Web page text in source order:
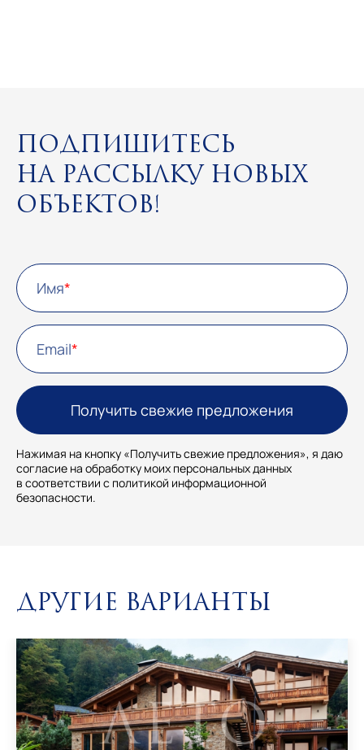
Подпишитесь
на рассылку новых
объектов!
Имя
Email
Нажимая на кнопку «Получить свежие предложения», я даю
согласие на обработку моих персональных данных
в соответствии с политикой информационной
безопасности.
Другие варианты